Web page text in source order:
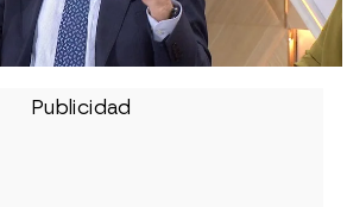
de 'Espejo Público'
Martín Varsavsky